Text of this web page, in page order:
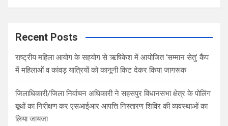
a
c
Recent Posts
राष्ट्रीय महिला आयोग के सहयोग से ऋषिकेश में आयोजित ‘सम्मान सेतु’ कैंप
में महिलाओं व कांवड़ यात्रियों को कानूनी किट देकर किया जागरूक
जिलाधिकारी/जिला निर्वाचन अधिकारी ने सहसपुर विधानसभा क्षेत्र के पोलिंग
बूथों का निरीक्षण कर एसआईआर आपत्ति निस्तारण शिविर की व्यवस्थाओं का
लिया जायजा